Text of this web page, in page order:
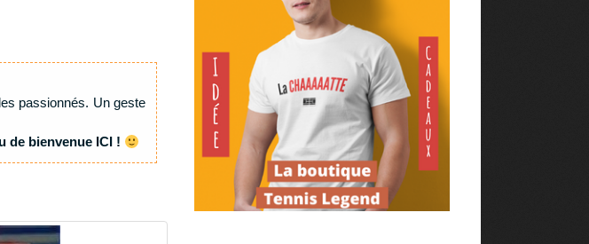
passionnés. Un geste
de bienvenue ICI !